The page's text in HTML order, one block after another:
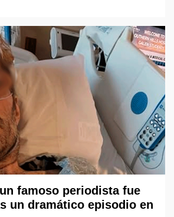
famoso periodista fue
un dramático episodio en